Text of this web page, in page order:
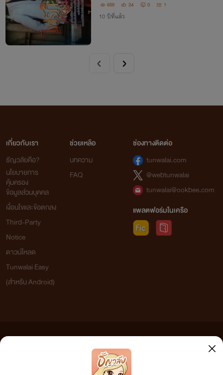
655 24 0 1
10 ปีที่แล้ว
เกี่ยวกับเรา
ธัญวลัยคือ?
นโยบายการ
คุ้มครอง
ข้อมูลส่วนบุคคล
เงื่อนไขและข้อตกลง
Third-Party
Notice
ดาวน์โหลด
Tunwalai Easy
(สำหรับ Android)
ช่วยเหลือ
บทความ
FAQ
ช่องทางติดต่อ
tunwalai.com
@webtunwalai
tunwalai@ookbee.com
แพลตฟอร์มในเครือ
เว็บไซต์แห่งนี้ไม่ได้เห็นด้วยและไม่ขอรับผิดชอบต่อข้อความใดๆ ทั้งสิ้น ดังนั้นผู้อ่านทุกท่านโปรดใช้
วิจารณญาณในการกลั่นกรองด้วยตนเอง และหากท่านพบข้อความใดๆ ที่ขัดต่อกฎหมายและศีลธรรม